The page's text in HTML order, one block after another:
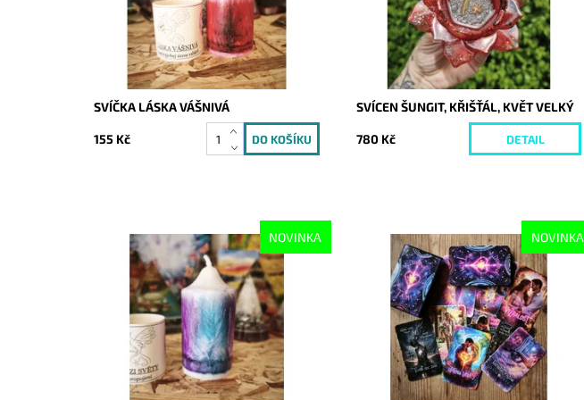
SVÍČKA LÁSKA VÁŠNIVÁ
155 Kč
SVÍCEN ŠUNGIT, KŘIŠŤÁL, KVĚT VELKÝ
780 Kč DETAIL
NOVINKA
Dostupnost:
Skladem
10662
NOVINKA
Dostupnost:
Skladem
10653